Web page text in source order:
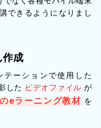
できるようになりまし
成
テーションで使用した
した ビデオファイル が
eラーニング教材 を